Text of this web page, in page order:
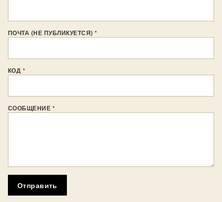
ПОЧТА (НЕ ПУБЛИКУЕТСЯ)*
КОД *
СООБЩЕНИЕ *
Отправить